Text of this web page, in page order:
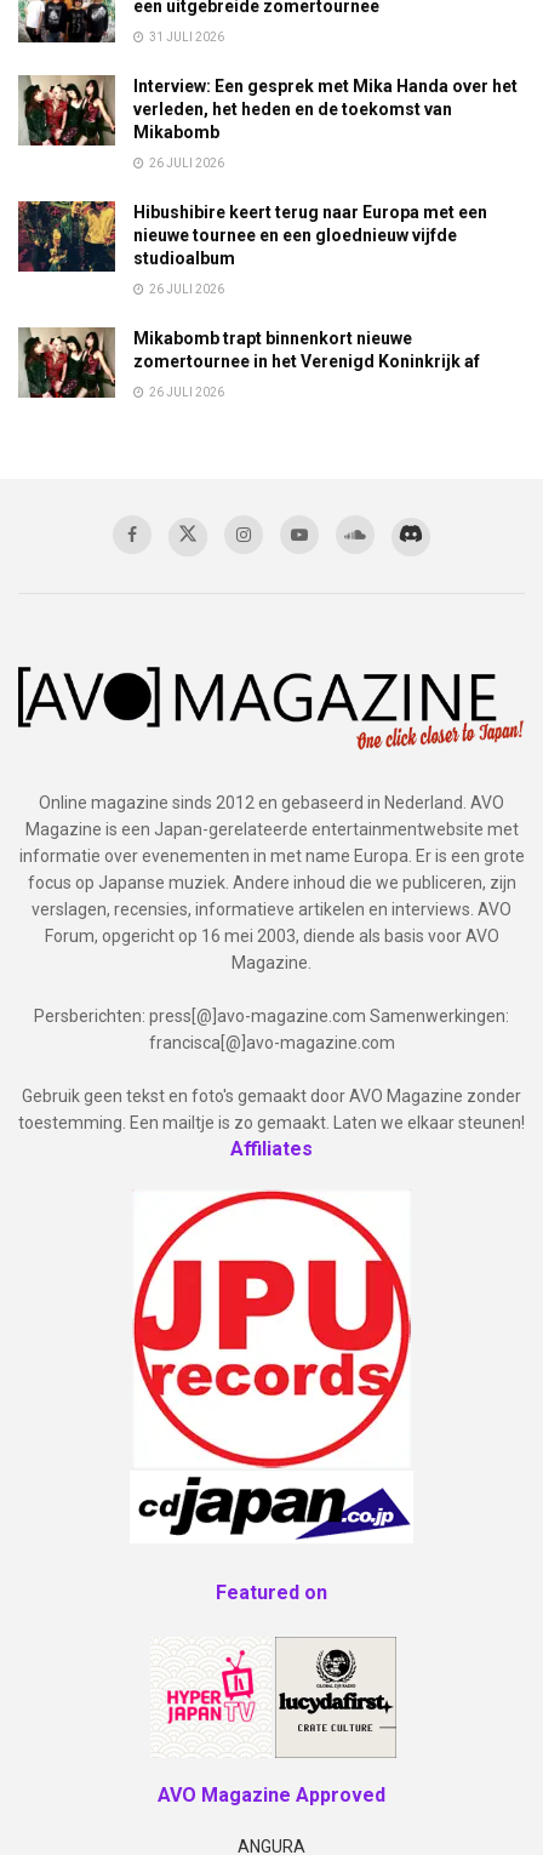
een uitgebreide zomertournee
31 JULI 2026
Interview: Een gesprek met Mika Handa over het
verleden, het heden en de toekomst van
Mikabomb
26 JULI 2026
Hibushibire keert terug naar Europa met een
nieuwe tournee en een gloednieuw vijfde
studioalbum
26 JULI 2026
Mikabomb trapt binnenkort nieuwe
zomertournee in het Verenigd Koninkrijk af
26 JULI 2026
Online magazine sinds 2012 en gebaseerd in Nederland. AVO
Magazine is een Japan-gerelateerde entertainmentwebsite met
informatie over evenementen in met name Europa. Er is een grote
focus op Japanse muziek. Andere inhoud die we publiceren, zijn
verslagen, recensies, informatieve artikelen en interviews. AVO
Forum, opgericht op 16 mei 2003, diende als basis voor AVO
Magazine.
Persberichten: press[@]avo-magazine.com Samenwerkingen:
francisca[@]avo-magazine.com
Gebruik geen tekst en foto's gemaakt door AVO Magazine zonder
toestemming. Een mailtje is zo gemaakt. Laten we elkaar steunen!
Affiliates
Featured on
AVO Magazine Approved
ANGURA